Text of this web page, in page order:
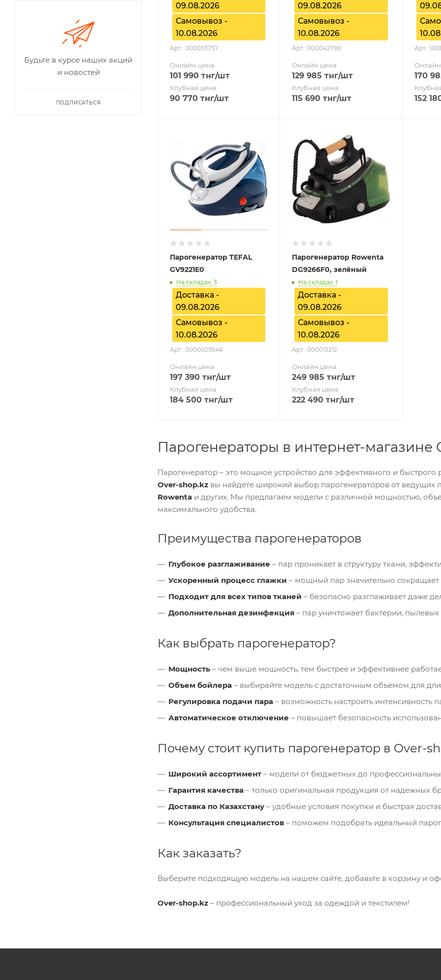
09.08.2026
Самовывоз -
10.08.2026
Арт.: 000033757
Онлайн цена
101 990 тнг/шт
Клубная цена
90 770 тнг/шт
09.08.2026
Самовывоз -
10.08.2026
Арт.: 000042780
Онлайн цена
129 985 тнг/шт
Клубная цена
115 690 тнг/шт
Арт.:
170
152
Парогенератор TEFAL
GV9221E0
На складах: 3
Доставка -
09.08.2026
Самовывоз -
10.08.2026
Арт.: 0000029546
Онлайн цена
197 390 тнг/шт
Клубная цена
184 500 тнг/шт
Парогенератор Rowenta
DG9266F0, зелёный
На складах: 1
Доставка -
09.08.2026
Самовывоз -
10.08.2026
Арт.: 000013212
Онлайн цена
249 985 тнг/шт
Клубная цена
222 490 тнг/шт
Парогенераторы в интернет-магазине
Парогенератор – это мощное устройство для эффективного и
Over-shop.kz вы найдете широкий выбор парогенераторов от ведущих
Rowenta и других. Мы предлагаем модели с различной мощностью,
максимального удобства.
Преимущества парогенераторов
Глубокое разглаживание – пар проникает в структуру ткани,
Ускоренный процесс глажки – мощный пар значительно
Подходит для всех типов тканей – безопасно разглаживает даже
Дополнительная дезинфекция – пар уничтожает бактерии,
Как выбрать парогенератор?
Мощность – чем выше мощность, тем быстрее и эффективнее
Объем бойлера – выбирайте модель с достаточным объемом для
Регулировка подачи пара – возможность настроить интенсивность
Автоматическое отключение – повышает безопасность
Почему стоит купить парогенератор в Over-
Широкий ассортимент – модели от бюджетных до
Гарантия качества – только оригинальная продукция от надежных
Доставка по Казахстану – удобные условия покупки и быстрая
Консультация специалистов – поможем подобрать идеальный
Как заказать?
Выберите подходящую модель на нашем сайте, добавьте в корзину и
Over-shop.kz – профессиональный уход за одеждой и текстилем!
Будьте в курсе наших акций
и новостей
ПОДПИСАТЬСЯ